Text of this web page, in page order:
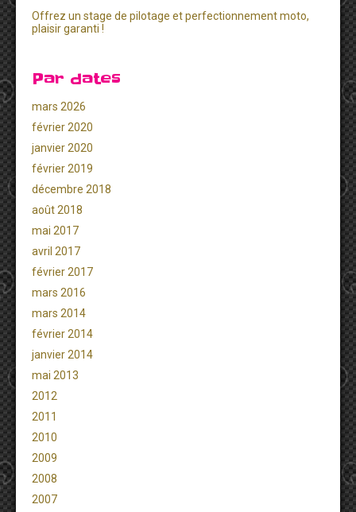
Offrez un stage de pilotage et perfectionnement moto,
plaisir garanti !
Par dates
mars 2026
février 2020
janvier 2020
février 2019
décembre 2018
août 2018
mai 2017
avril 2017
février 2017
mars 2016
mars 2014
février 2014
janvier 2014
mai 2013
2012
2011
2010
2009
2008
2007